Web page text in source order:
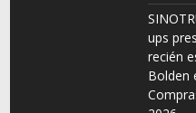
ups
recién
Bolden